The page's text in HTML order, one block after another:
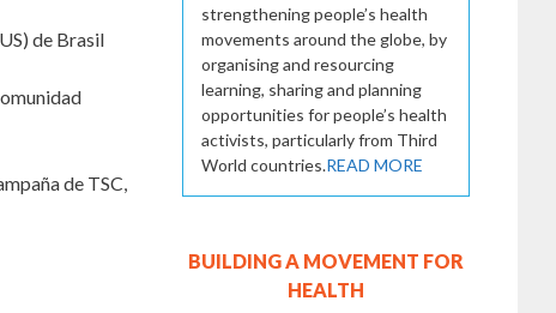
de Brasil
de TSC,
strengthening people’s health
movements around the globe, by
organising and resourcing
learning, sharing and planning
opportunities for people’s health
activists, particularly from Third
World countries.READ MORE
BUILDING A MOVEMENT FOR
HEALTH